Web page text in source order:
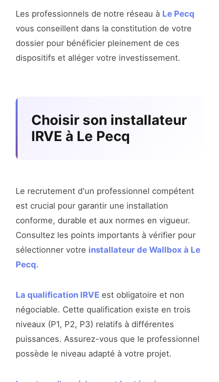
Les professionnels de notre réseau à Le Pecq
vous conseillent dans la constitution de votre
dossier pour bénéficier pleinement de ces
dispositifs et alléger votre investissement.
Choisir son installateur
IRVE à Le Pecq
Le recrutement d'un professionnel compétent
est crucial pour garantir une installation
conforme, durable et aux normes en vigueur.
Consultez les points importants à vérifier pour
sélectionner votre installateur de Wallbox à Le
Pecq.
La qualification IRVE est obligatoire et non
négociable. Cette qualification existe en trois
niveaux (P1, P2, P3) relatifs à différentes
puissances. Assurez-vous que le professionnel
possède le niveau adapté à votre projet.